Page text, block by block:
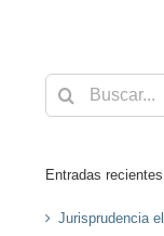
Buscar:
Entradas recientes
Jurisprudencia